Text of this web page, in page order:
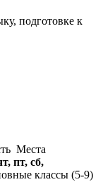
подготовке к
Места
пт, сб,
классы (5-9)